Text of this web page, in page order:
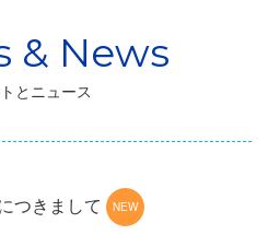
とニュース
つきまして